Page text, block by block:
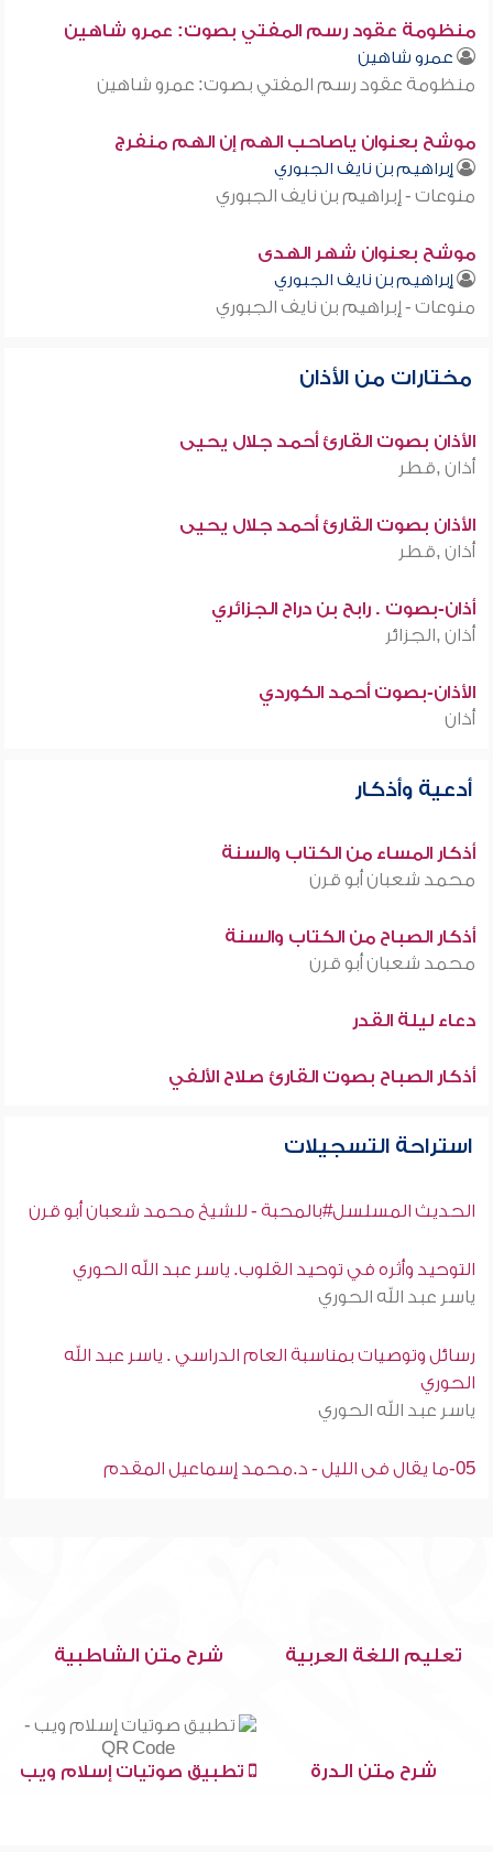
منظومة عقود رسم المفتي بصوت: عمرو شاهين
عمرو شاهين
منظومة عقود رسم المفتي بصوت: عمرو شاهين
موشح بعنوان ياصاحب الهم إن الهم منفرج
إبراهيم بن نايف الجبوري
منوعات - إبراهيم بن نايف الجبوري
موشح بعنوان شهر الهدى
إبراهيم بن نايف الجبوري
منوعات - إبراهيم بن نايف الجبوري
مختارات من الأذان
الأذان بصوت القارئ أحمد جلال يحيى
أذان ,قطر
الأذان بصوت القارئ أحمد جلال يحيى
أذان ,قطر
أذان-بصوت . رابح بن دراح الجزائري
أذان ,الجزائر
الأذان-بصوت أحمد الكوردي
أذان
أدعية وأذكار
أذكار المساء من الكتاب والسنة
محمد شعبان أبو قرن
أذكار الصباح من الكتاب والسنة
محمد شعبان أبو قرن
دعاء ليلة القدر
أذكار الصباح بصوت القارئ صلاح الألفي
استراحة التسجيلات
الحديث المسلسل#بالمحبة - للشيخ محمد شعبان أبو قرن
التوحيد وأثره في توحيد القلوب. ياسر عبد الله الحوري
ياسر عبد الله الحوري
رسائل وتوصيات بمناسبة العام الدراسي . ياسر عبد الله
الحوري
ياسر عبد الله الحوري
05-ما يقال فى الليل - د.محمد إسماعيل المقدم
تعليم اللغة العربية شرح متن الشاطبية
شرح متن الدرة تطبيق صوتيات إسلام ويب